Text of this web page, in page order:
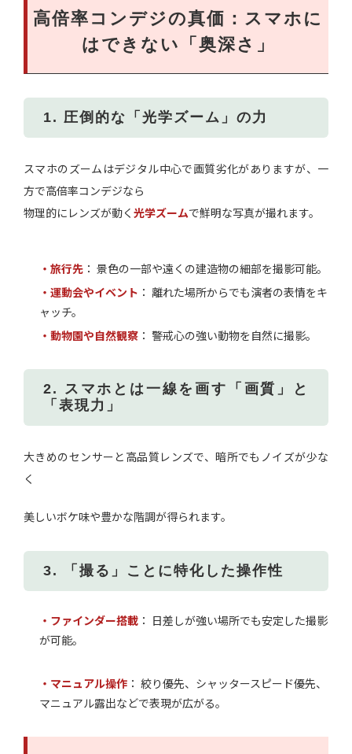
高倍率コンデジの真価：スマホに
はできない「奥深さ」
1. 圧倒的な「光学ズーム」の力
スマホのズームはデジタル中心で画質劣化がありますが、一
方で高倍率コンデジなら
物理的にレンズが動く 光学ズームで鮮明な写真が撮れます。
・旅行先 ： 景色の一部や遠くの建造物の細部を撮影可能。
・運動会やイベント ： 離れた場所からでも演者の表情をキ
ャッチ。
・動物園や自然観察 ： 警戒心の強い動物を自然に撮影。
2. スマホとは一線を画す「画質」と
「表現力」
大きめのセンサーと高品質レンズで、暗所でもノイズが少な
く
美しいボケ味や豊かな階調が得られます。
3. 「撮る」ことに特化した操作性
・ファインダー搭載 ： 日差しが強い場所でも安定した撮影
が可能。
・マニュアル操作 ： 絞り優先、シャッタースピード優先、
マニュアル露出などで表現が広がる。